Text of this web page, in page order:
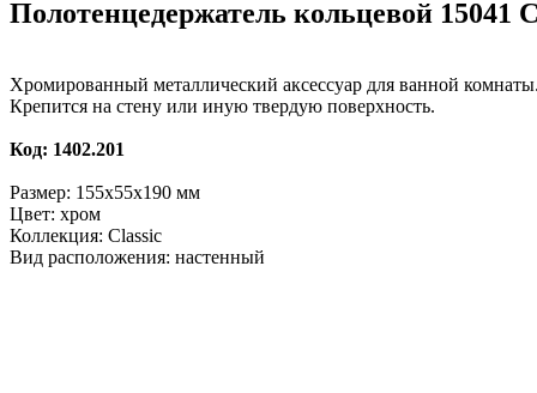
Полотенцедержатель кольцевой 15041
Хромированный металлический аксессуар для ванной комнаты.
Крепится на стену или иную твердую поверхность.
Код: 1402.201
Размер: 155x55x190 мм
Цвет: хром
Коллекция: Classic
Вид расположения: настенный